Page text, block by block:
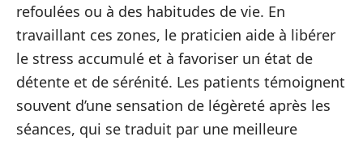
refoulées ou à des habitudes de vie. En
travaillant ces zones, le praticien aide à libérer
le stress accumulé et à favoriser un état de
détente et de sérénité. Les patients témoignent
souvent d’une sensation de légèreté après les
séances, qui se traduit par une meilleure